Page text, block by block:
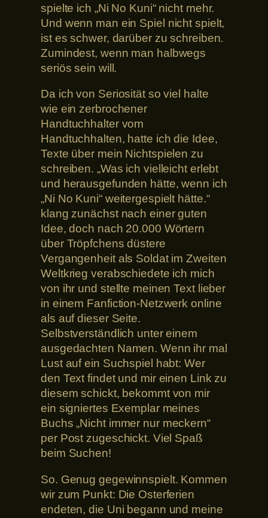
spielte ich „Ni No Kuni“ nicht mehr.
Und wenn man ein Spiel nicht spielt,
ist es schwer, darüber zu schreiben.
Zumindest, wenn man halbwegs
seriös sein will.
Da ich von Seriosität so viel halte
wie ein zerbrochener
Handtuchhalter vom
Handtuchhalten, hatte ich die Idee,
Texte über mein Nichtspielen zu
schreiben. „Was ich vielleicht erlebt
und herausgefunden hätte, wenn ich
„Ni No Kuni“ weitergespielt hätte.“
klang zunächst nach einer guten
Idee, doch nach 20.000 Wörtern
über Tröpfchens düstere
Vergangenheit als Soldat im Zweiten
Weltkrieg verabschiedete ich mich
von ihr und stellte meinen Text lieber
in einem Fanfiction-Netzwerk online
als auf dieser Seite.
Selbstverständlich unter einem
ausgedachten Namen. Wenn ihr mal
Lust auf ein Suchspiel habt: Wer
den Text findet und mir einen Link zu
diesem schickt, bekommt von mir
ein signiertes Exemplar meines
Buchs „Nicht immer nur meckern“
per Post zugeschickt. Viel Spaß
beim Suchen!
So. Genug gegewinnspielt. Kommen
wir zum Punkt: Die Osterferien
endeten, die Uni begann und meine